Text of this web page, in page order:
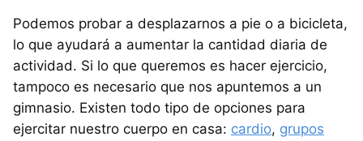
Podemos probar a desplazarnos a pie o a bicicleta,
lo que ayudará a aumentar la cantidad diaria de
actividad. Si lo que queremos es hacer ejercicio,
tampoco es necesario que nos apuntemos a un
gimnasio. Existen todo tipo de opciones para
ejercitar nuestro cuerpo en casa: cardio, grupos